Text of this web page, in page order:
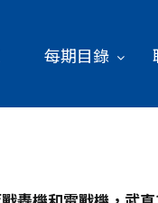
每期目錄